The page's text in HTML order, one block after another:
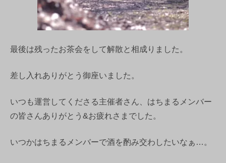
最後は残ったお茶会をして解散と相成りました。
差し入れありがとう御座いました。
いつも運営してくださる主催者さん、はちまるメンバー
の皆さんありがとう&お疲れさまでした。
いつかはちまるメンバーで酒を酌み交わしたいなぁ…。